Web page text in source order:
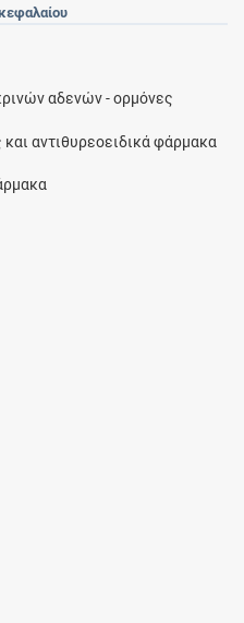
αδενών - ορμόνες
αντιθυρεοειδικά φάρμακα